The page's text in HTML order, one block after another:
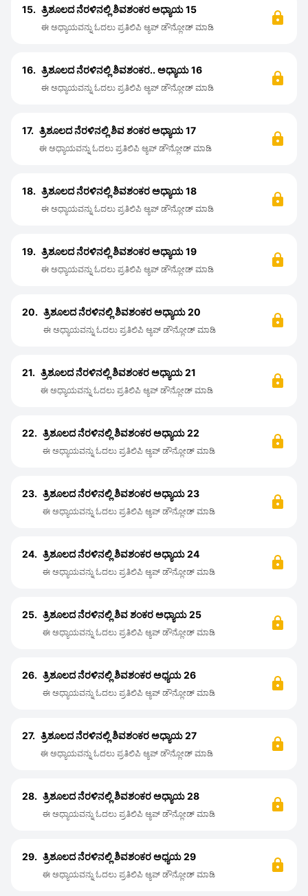
15. ತ್ರಿಶೂಲದ ನೆರಳಿನಲ್ಲಿ ಶಿವಶಂಕರ ಅಧ್ಯಾಯ 15
ಈ ಅಧ್ಯಾಯವನ್ನು ಓದಲು ಪ್ರತಿಲಿಪಿ ಆ್ಯಪ್ ಡೌನ್ಲೋಡ್ ಮಾಡಿ
16. ತ್ರಿಶೂಲದ ನೆರಳಿನಲ್ಲಿ ಶಿವಶಂಕರ.. ಅಧ್ಯಾಯ 16
ಈ ಅಧ್ಯಾಯವನ್ನು ಓದಲು ಪ್ರತಿಲಿಪಿ ಆ್ಯಪ್ ಡೌನ್ಲೋಡ್ ಮಾಡಿ
17. ತ್ರಿಶೂಲದ ನೆರಳಿನಲ್ಲಿ ಶಿವ ಶಂಕರ ಅಧ್ಯಾಯ 17
ಈ ಅಧ್ಯಾಯವನ್ನು ಓದಲು ಪ್ರತಿಲಿಪಿ ಆ್ಯಪ್ ಡೌನ್ಲೋಡ್ ಮಾಡಿ
18. ತ್ರಿಶೂಲದ ನೆರಳಿನಲ್ಲಿ ಶಿವಶಂಕರ ಅಧ್ಯಾಯ 18
ಈ ಅಧ್ಯಾಯವನ್ನು ಓದಲು ಪ್ರತಿಲಿಪಿ ಆ್ಯಪ್ ಡೌನ್ಲೋಡ್ ಮಾಡಿ
19. ತ್ರಿಶೂಲದ ನೆರಳಿನಲ್ಲಿ ಶಿವಶಂಕರ ಅಧ್ಯಾಯ 19
ಈ ಅಧ್ಯಾಯವನ್ನು ಓದಲು ಪ್ರತಿಲಿಪಿ ಆ್ಯಪ್ ಡೌನ್ಲೋಡ್ ಮಾಡಿ
20. ತ್ರಿಶೂಲದ ನೆರಳಿನಲ್ಲಿ ಶಿವಶಂಕರ ಅಧ್ಯಾಯ 20
ಈ ಅಧ್ಯಾಯವನ್ನು ಓದಲು ಪ್ರತಿಲಿಪಿ ಆ್ಯಪ್ ಡೌನ್ಲೋಡ್ ಮಾಡಿ
21. ತ್ರಿಶೂಲದ ನೆರಳಿನಲ್ಲಿ ಶಿವಶಂಕರ ಅಧ್ಯಾಯ 21
ಈ ಅಧ್ಯಾಯವನ್ನು ಓದಲು ಪ್ರತಿಲಿಪಿ ಆ್ಯಪ್ ಡೌನ್ಲೋಡ್ ಮಾಡಿ
22. ತ್ರಿಶೂಲದ ನೆರಳಿನಲ್ಲಿ ಶಿವಶಂಕರ ಅಧ್ಯಾಯ 22
ಈ ಅಧ್ಯಾಯವನ್ನು ಓದಲು ಪ್ರತಿಲಿಪಿ ಆ್ಯಪ್ ಡೌನ್ಲೋಡ್ ಮಾಡಿ
23. ತ್ರಿಶೂಲದ ನೆರಳಿನಲ್ಲಿ ಶಿವಶಂಕರ ಅಧ್ಯಾಯ 23
ಈ ಅಧ್ಯಾಯವನ್ನು ಓದಲು ಪ್ರತಿಲಿಪಿ ಆ್ಯಪ್ ಡೌನ್ಲೋಡ್ ಮಾಡಿ
24. ತ್ರಿಶೂಲದ ನೆರಳಿನಲ್ಲಿ ಶಿವಶಂಕರ ಅಧ್ಯಾಯ 24
ಈ ಅಧ್ಯಾಯವನ್ನು ಓದಲು ಪ್ರತಿಲಿಪಿ ಆ್ಯಪ್ ಡೌನ್ಲೋಡ್ ಮಾಡಿ
25. ತ್ರಿಶೂಲದ ನೆರಳಿನಲ್ಲಿ ಶಿವ ಶಂಕರ ಅಧ್ಯಾಯ 25
ಈ ಅಧ್ಯಾಯವನ್ನು ಓದಲು ಪ್ರತಿಲಿಪಿ ಆ್ಯಪ್ ಡೌನ್ಲೋಡ್ ಮಾಡಿ
26. ತ್ರಿಶೂಲದ ನೆರಳಿನಲ್ಲಿ ಶಿವಶಂಕರ ಅಧ್ಯಯ 26
ಈ ಅಧ್ಯಾಯವನ್ನು ಓದಲು ಪ್ರತಿಲಿಪಿ ಆ್ಯಪ್ ಡೌನ್ಲೋಡ್ ಮಾಡಿ
27. ತ್ರಿಶೂಲದ ನೆರಳಿನಲ್ಲಿ ಶಿವಶಂಕರ ಅಧ್ಯಾಯ 27
ಈ ಅಧ್ಯಾಯವನ್ನು ಓದಲು ಪ್ರತಿಲಿಪಿ ಆ್ಯಪ್ ಡೌನ್ಲೋಡ್ ಮಾಡಿ
28. ತ್ರಿಶೂಲದ ನೆರಳಿನಲ್ಲಿ ಶಿವಶಂಕರ ಅಧ್ಯಾಯ 28
ಈ ಅಧ್ಯಾಯವನ್ನು ಓದಲು ಪ್ರತಿಲಿಪಿ ಆ್ಯಪ್ ಡೌನ್ಲೋಡ್ ಮಾಡಿ
29. ತ್ರಿಶೂಲದ ನೆರಳಿನಲ್ಲಿ ಶಿವಶಂಕರ ಅಧ್ಯಯ 29
ಈ ಅಧ್ಯಾಯವನ್ನು ಓದಲು ಪ್ರತಿಲಿಪಿ ಆ್ಯಪ್ ಡೌನ್ಲೋಡ್ ಮಾಡಿ